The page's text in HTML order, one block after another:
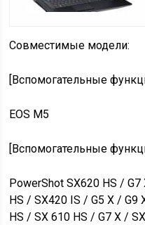
Совместимые модели:
[Вспомогательные
EOS M5
[Вспомогательные
PowerShot SX620 HS /
HS / SX420 IS / G5 X / G9
HS / SX 610 HS / G7 X /